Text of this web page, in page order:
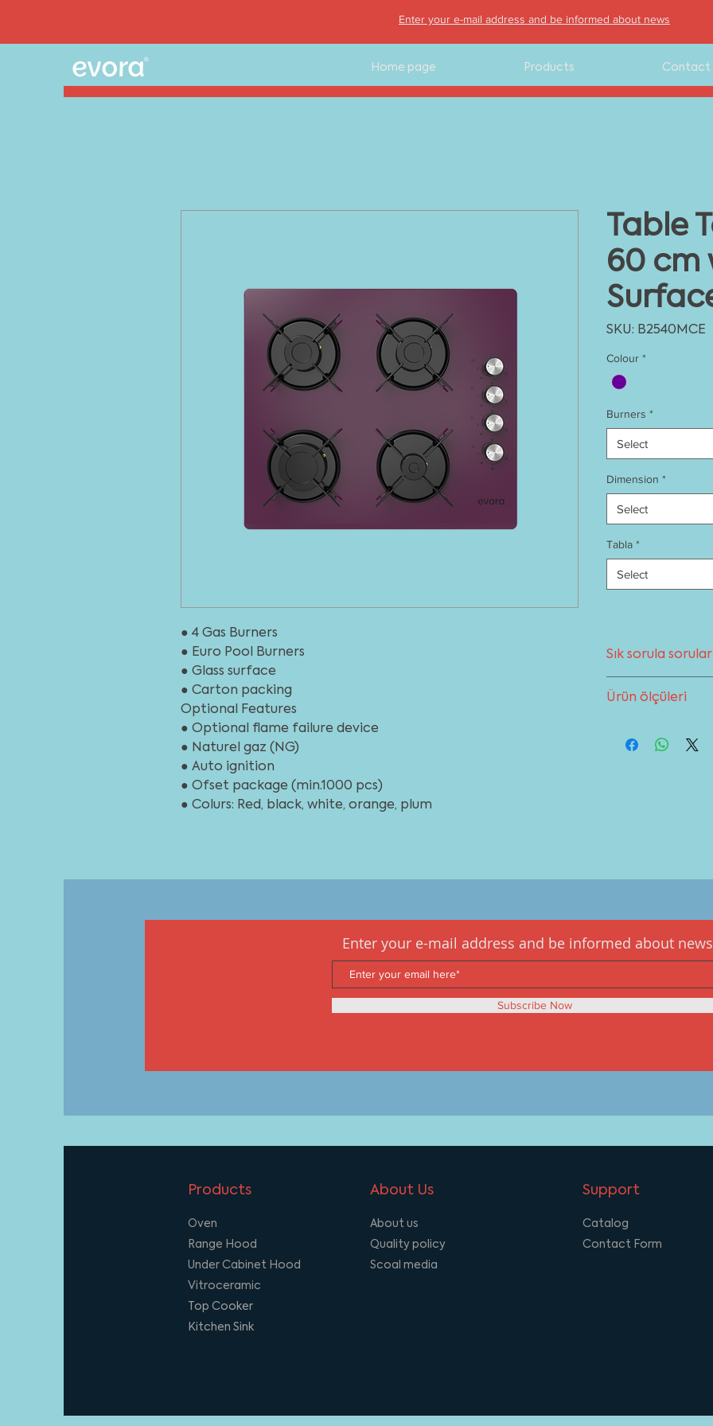
Home page Products Contact
Enter your e-mail address and be informed about news
● 4 Gas Burners
● Euro Pool Burners
● Glass surface
● Carton packing
Optional Features
● Optional flame failure device
● Naturel gaz (NG)
● Auto ignition
● Ofset package (min.1000 pcs)
● Colurs: Red, black, white, orange, plum
Table
60 cm
SKU: B2540MCE
Colour *
Burners *
Select
Dimension *
Select
Tabla *
Select
Sık sorula sorular
destek alabilirsiniz.
Ürün ölçüleri
Enter your e-mail address and be informed about news
Subscribe Now
Products
Oven
Range Hood
Under Cabinet Hood
Vitroceramic
Top Cooker
Kitchen Sink
About Us
About us
Quality policy
Scoal media
Support
Catalog
Contact Form